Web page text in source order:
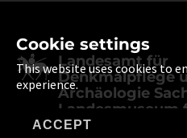
Landesamt für
Denkmalpflege
Archäologie
Landesmuseum
Vorgeschichte
Cookie settings
This website uses cookies to
experience.
ACCEPT